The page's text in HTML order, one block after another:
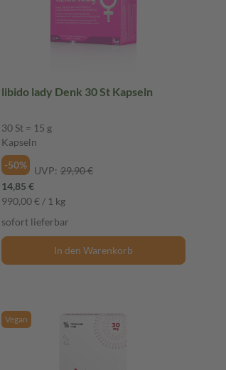
libido lady Denk 30 St Kapseln
30 St = 15 g
Kapseln
-50%
UVP: 29,90 €
14,85 €
990,00 € / 1 kg
sofort lieferbar
In den Warenkorb
Vegan